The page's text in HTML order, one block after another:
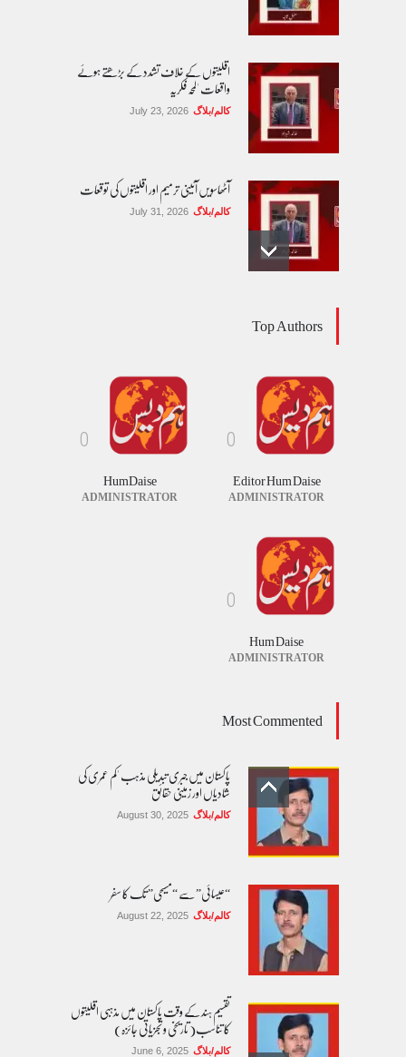
اقلیتوں کے خلاف تشدد کے بڑھتے ہوئے
واقعات 'لمحہ فکریہ
کالم/بلاگ July 23, 2026
آٹھاسویں آئینی ترمیم اور اقلیتوں کی توقعات
کالم/بلاگ July 31, 2026
ٹھیکیدار نے کام ادھورا چھوڑ دیا ' مسیحی زیر تعمیر
چرچ میں عبادت کرنے پر مجبور
Top Authors
0
Editor Hum Daise
ADMINISTRATOR
0
HumDaise
ADMINISTRATOR
0
Hum Daise
ADMINISTRATOR
Most Commented
پاکستان میں جبری تبدیلی مذہب 'کم عمری کی
شادیاں اور زمینی حقائق
کالم/بلاگ August 30, 2025
“عیسائی” سے “مسیحی” تک کا سفر
کالم/بلاگ August 22, 2025
تقسیم ہند کے وقت پاکستان میں مذہبی اقلیتوں
کا تناسب( تاریخی و تجزیاتی جائزہ)
کالم/بلاگ June 6, 2025